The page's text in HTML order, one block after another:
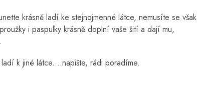
krásně ladí ke stejnojmenné látce, nemusíte se však
i paspulky krásně doplní vaše šití a dají mu,
k jiné látce....napište, rádi poradíme.